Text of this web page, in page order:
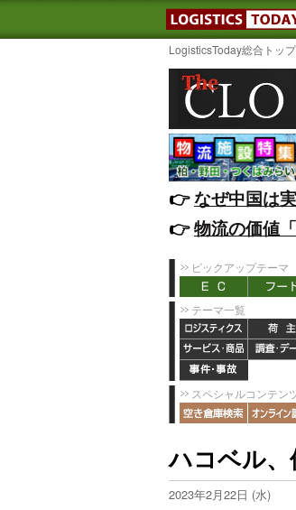
LogisticsToday総合トッ
👉️なぜ中国は
👉️物流の価値
ピックアップテーマ
テーマ一覧
スペシャルコンテン
ハコベル、
2023年2月22日 (水)